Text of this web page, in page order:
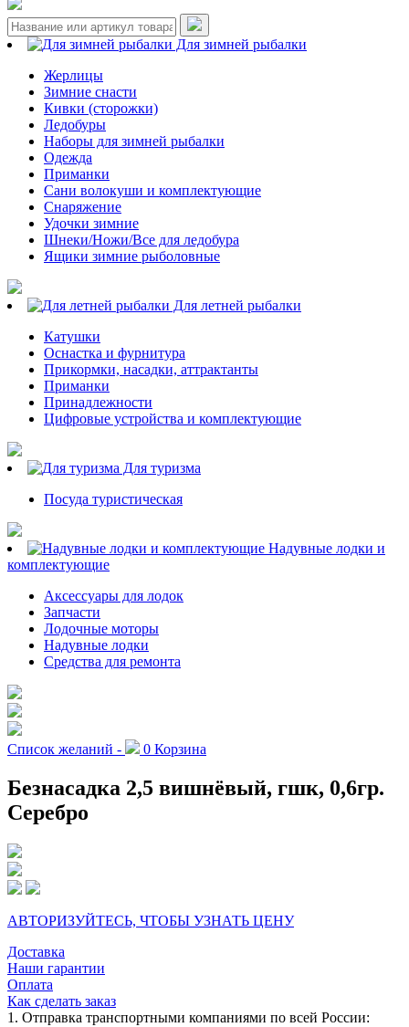
Для зимней рыбалки
Жерлицы
Зимние снасти
Кивки (сторожки)
Ледобуры
Наборы для зимней рыбалки
Одежда
Приманки
Сани волокуши и комплектующие
Снаряжение
Удочки зимние
Шнеки/Ножи/Все для ледобура
Ящики зимние рыболовные
Для летней рыбалки
Катушки
Оснастка и фурнитура
Прикормки, насадки, аттрактанты
Приманки
Принадлежности
Цифровые устройства и комплектующие
Для туризма
Посуда туристическая
Надувные лодки и
комплектующие
Аксессуары для лодок
Запчасти
Лодочные моторы
Надувные лодки
Средства для ремонта
Список желаний - 0 Корзина
Безнасадка 2,5 вишнёвый, гшк, 0,6гр.
Серебро
АВТОРИЗУЙТЕСЬ, ЧТОБЫ УЗНАТЬ ЦЕНУ
Доставка
Наши гарантии
Оплата
Как сделать заказ
1. Отправка транспортными компаниями по всей России: